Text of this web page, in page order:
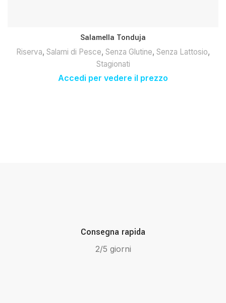
Salamella Tonduja
Riserva, Salami di Pesce, Senza Glutine, Senza Lattosio,
Stagionati
Accedi per vedere il prezzo
Consegna rapida
2/5 giorni